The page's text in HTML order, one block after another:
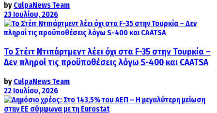
by CulpaNews Team
23 Ιουλίου, 2026
Το Στέιτ Ντιπάρτμεντ λέει όχι στα F-35 στην Τουρκία –
Δεν πληροί τις προϋποθέσεις λόγω S-400 και CAATSA
by CulpaNews Team
22 Ιουλίου, 2026